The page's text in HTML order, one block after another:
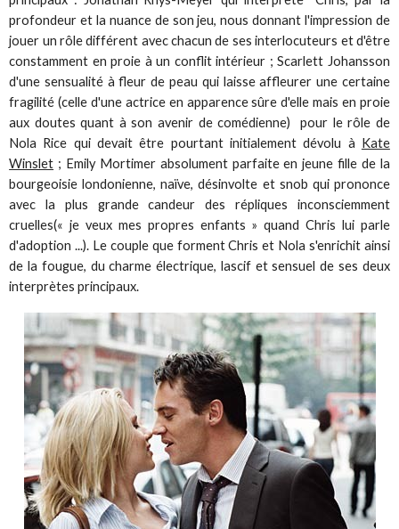
profondeur et la nuance de son jeu, nous donnant l'impression de
jouer un rôle différent avec chacun de ses interlocuteurs et d'être
constamment en proie à un conflit intérieur ; Scarlett Johansson
d'une sensualité à fleur de peau qui laisse affleurer une certaine
fragilité (celle d'une actrice en apparence sûre d'elle mais en proie
aux doutes quant à son avenir de comédienne) pour le rôle de
Nola Rice qui devait être pourtant initialement dévolu à Kate
Winslet ; Emily Mortimer absolument parfaite en jeune fille de la
bourgeoisie londonienne, naïve, désinvolte et snob qui prononce
avec la plus grande candeur des répliques inconsciemment
cruelles(« je veux mes propres enfants » quand Chris lui parle
d'adoption ...). Le couple que forment Chris et Nola s'enrichit ainsi
de la fougue, du charme électrique, lascif et sensuel de ses deux
interprètes principaux.